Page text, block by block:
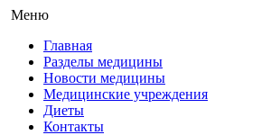
Меню
Главная
Разделы медицины
Новости медицины
Медицинские учреждения
Диеты
Контакты